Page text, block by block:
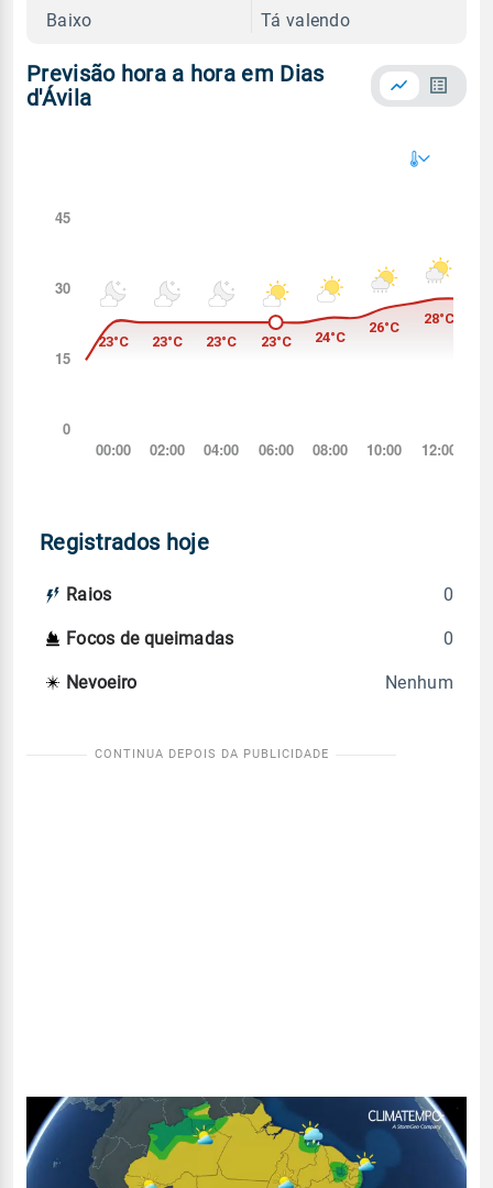
Baixo Tá valendo
Previsão hora a hora em Dias
d'Ávila
Registrados hoje
Raios 0
Focos de queimadas 0
Nevoeiro Nenhum